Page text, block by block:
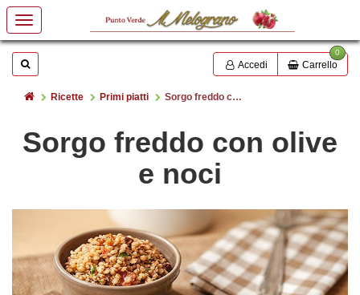
Cerca Accedi
0
Carrello
HomeRicette Primi piatti Sorgo freddo con olive e noci
Sorgo freddo con olive
e noci